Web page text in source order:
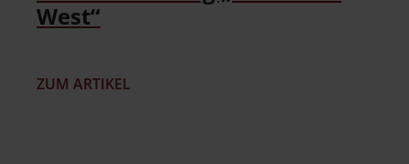
West“
ZUM ARTIKEL